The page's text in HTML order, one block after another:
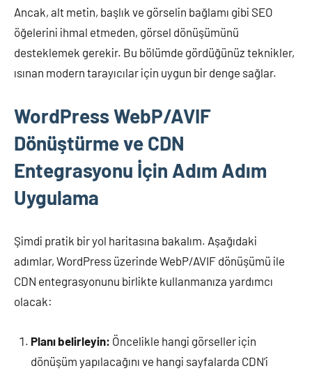
Ancak, alt metin, başlık ve görselin bağlamı gibi SEO
öğelerini ihmal etmeden, görsel dönüşümünü
desteklemek gerekir. Bu bölümde gördüğünüz teknikler,
ısınan modern tarayıcılar için uygun bir denge sağlar.
WordPress WebP/AVIF
Dönüştürme ve CDN
Entegrasyonu İçin Adım Adım
Uygulama
Şimdi pratik bir yol haritasına bakalım. Aşağıdaki
adımlar, WordPress üzerinde WebP/AVIF dönüşümü ile
CDN entegrasyonunu birlikte kullanmanıza yardımcı
olacak:
Planı belirleyin: Öncelikle hangi görseller için
dönüşüm yapılacağını ve hangi sayfalarda CDN’i